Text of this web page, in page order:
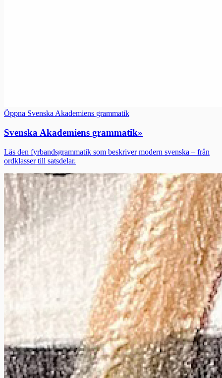
Öppna Svenska Akademiens grammatik
Svenska Akademiens grammatik»
Läs den fyrbandsgrammatik som beskriver modern svenska – från
ordklasser till satsdelar.